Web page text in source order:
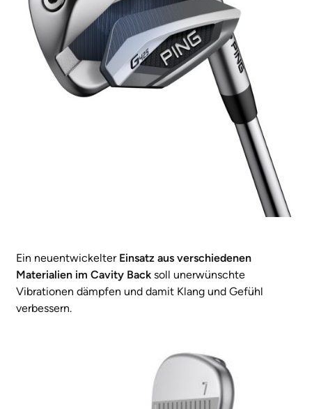
Ein neuentwickelter Einsatz aus verschiedenen
Materialien im Cavity Back soll unerwünschte
Vibrationen dämpfen und damit Klang und Gefühl
verbessern.